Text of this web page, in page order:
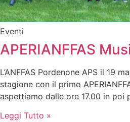
Eventi
APERIANFFAS
L’ANFFAS Pordenone APS il 19
stagione con il primo
aspettiamo dalle ore 17.00 in poi
Leggi Tutto »